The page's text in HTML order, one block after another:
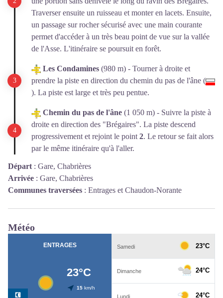
Traverser ensuite un ruisseau et monter en lacets. Ensuite,
un passage sur rocher sécurisé avec une main courante
permet d'accéder à un très beau point de vue sur la vallée
de l'Asse. L'itinéraire se poursuit en forêt.
Les Condamines (980 m) - Tourner à droite et
prendre la piste en direction du chemin du pas de l'âne (
). La piste est large et très peu pentue.
Chemin du pas de l'âne (1 050 m) - Suivre la piste à
droite en direction des "Brégaires". La piste descend
progressivement et rejoint le point 2. Le retour se fait alors
par le même itinéraire qu'à l'aller.
Départ : Gare, Chabrières
Arrivée : Gare, Chabrières
Communes traversées : Entrages et Chaudon-Norante
Météo